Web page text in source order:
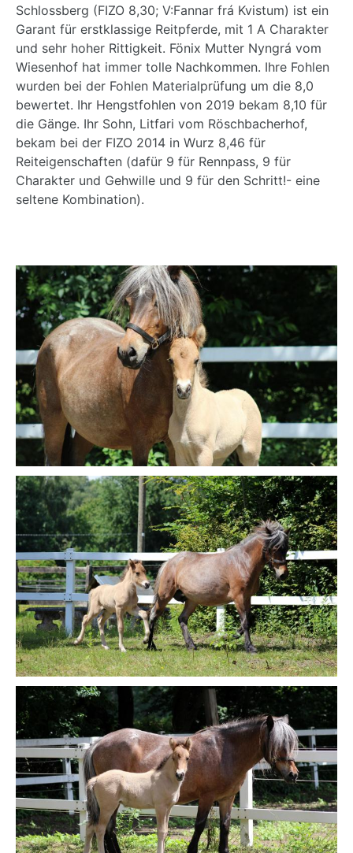
Schlossberg (FIZO 8,30; V:Fannar frá Kvistum) ist ein
Garant für erstklassige Reitpferde, mit 1 A Charakter
und sehr hoher Rittigkeit. Fönix Mutter Nyngrá vom
Wiesenhof hat immer tolle Nachkommen. Ihre Fohlen
wurden bei der Fohlen Materialprüfung um die 8,0
bewertet. Ihr Hengstfohlen von 2019 bekam 8,10 für
die Gänge. Ihr Sohn, Litfari vom Röschbacherhof,
bekam bei der FIZO 2014 in Wurz 8,46 für
Reiteigenschaften (dafür 9 für Rennpass, 9 für
Charakter und Gehwille und 9 für den Schritt!- eine
seltene Kombination).